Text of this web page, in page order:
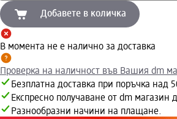
Добавете в количка
В момента не е налично за доставка
Проверка на наличност във Вашия dm
Безплатна доставка при поръчка над
Експресно получаване от dm магазин
Разнообразни начини на плащане.